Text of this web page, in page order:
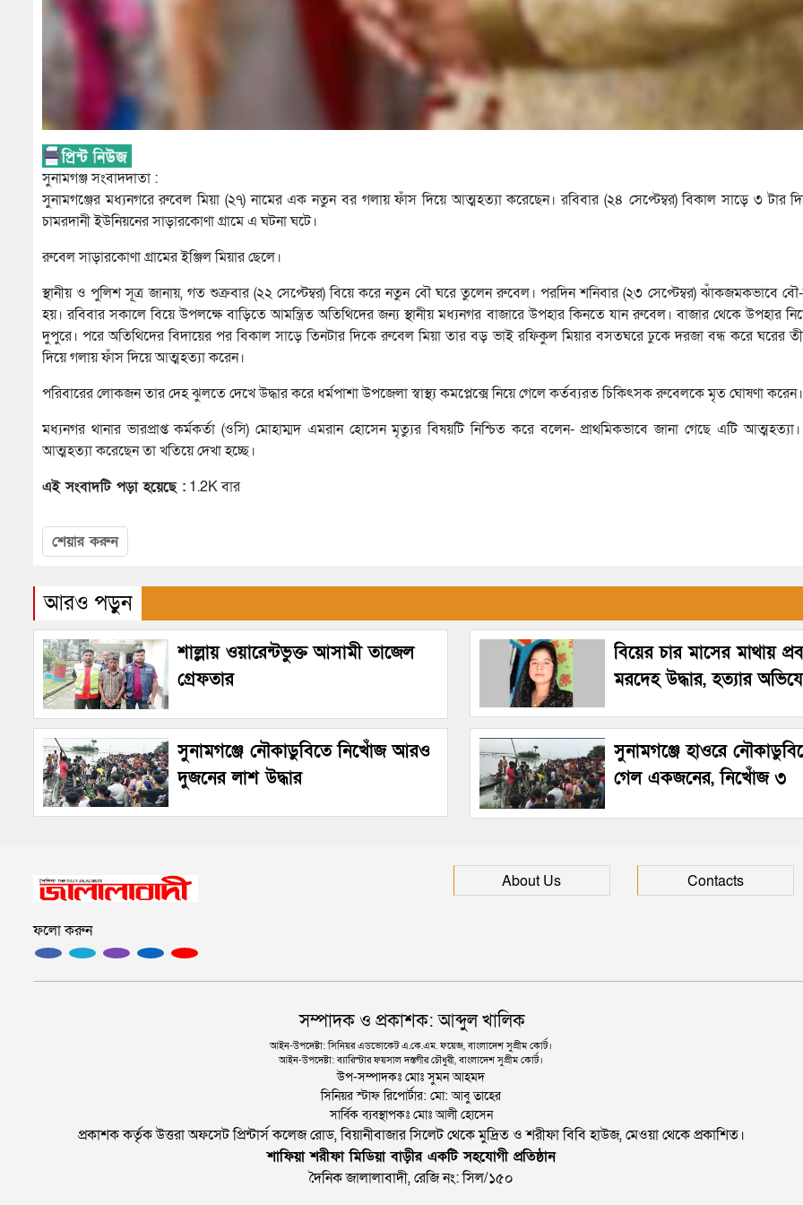
সুনামগঞ্জ সংবাদদাতা :
সুনামগঞ্জের মধ্যনগরে রুবেল মিয়া (২৭) নামের এক নতুন বর গলায় ফাঁস দিয়ে আত্মহত্যা করেছেন। রবিবার (২৪ সেপ্টেম্বর) বিকাল সাড়ে ৩ টার
চামরদানী ইউনিয়নের সাড়ারকোণা গ্রামে এ ঘটনা ঘটে।
রুবেল সাড়ারকোণা গ্রামের ইঞ্জিল মিয়ার ছেলে।
স্থানীয় ও পুলিশ সূত্র জানায়, গত শুক্রবার (২২ সেপ্টেম্বর) বিয়ে করে নতুন বৌ ঘরে তুলেন রুবেল। পরদিন শনিবার (২৩ সেপ্টেম্বর) ঝাঁকজমকভাবে
হয়। রবিবার সকালে বিয়ে উপলক্ষে বাড়িতে আমন্ত্রিত অতিথিদের জন্য স্থানীয় মধ্যনগর বাজারে উপহার কিনতে যান রুবেল। বাজার থেকে উপহার
দুপুরে। পরে অতিথিদের বিদায়ের পর বিকাল সাড়ে তিনটার দিকে রুবেল মিয়া তার বড় ভাই রফিকুল মিয়ার বসতঘরে ঢুকে দরজা বন্ধ করে ঘরের
দিয়ে গলায় ফাঁস দিয়ে আত্মহত্যা করেন।
পরিবারের লোকজন তার দেহ ঝুলতে দেখে উদ্ধার করে ধর্মপাশা উপজেলা স্বাস্থ্য কমপ্লেক্সে নিয়ে গেলে কর্তব্যরত চিকিৎসক রুবেলকে মৃত ঘোষণা করেন।
মধ্যনগর থানার ভারপ্রাপ্ত কর্মকর্তা (ওসি) মোহাম্মদ এমরান হোসেন মৃত্যুর বিষয়টি নিশ্চিত করে বলেন- প্রাথমিকভাবে জানা গেছে এটি
আত্মহত্যা করেছেন তা খতিয়ে দেখা হচ্ছে।
এই সংবাদটি পড়া হয়েছে : 1.2K বার
শেয়ার করুন
আরও পড়ুন
শাল্লায় ওয়ারেন্টভুক্ত আসামী তাজেল
গ্রেফতার
বিয়ের চার মাসের মাথায়
মরদেহ উদ্ধার, হত্যার
সুনামগঞ্জে নৌকাডুবিতে নিখোঁজ আরও
দুজনের লাশ উদ্ধার
সুনামগঞ্জে হাওরে
গেল একজনের, নিখোঁজ ৩
ফলো করুন
About Us Contacts
সম্পাদক ও প্রকাশক: আব্দুল খালিক
আইন-উপদেষ্টা: সিনিয়র এডভোকেট এ.কে.এম. ফয়েজ, বাংলাদেশ সুপ্রীম কোর্ট।
আইন-উপদেষ্টা: ব্যারিস্টার ফয়সাল দস্তগীর চৌধুরী, বাংলাদেশ সুপ্রীম কোর্ট।
উপ-সম্পাদকঃ মোঃ সুমন আহমদ
সিনিয়র স্টাফ রিপোর্টার: মো: আবু তাহের
সার্বিক ব্যবস্থাপকঃ মোঃ আলী হোসেন
প্রকাশক কর্তৃক উত্তরা অফসেট প্রিন্টার্স কলেজ রোড, বিয়ানীবাজার সিলেট থেকে মুদ্রিত ও শরীফা বিবি হাউজ, মেওয়া থেকে প্রকাশিত।
শাফিয়া শরীফা মিডিয়া বাড়ীর একটি সহযোগী প্রতিষ্ঠান
দৈনিক জালালাবাদী, রেজি নং: সিল/১৫০